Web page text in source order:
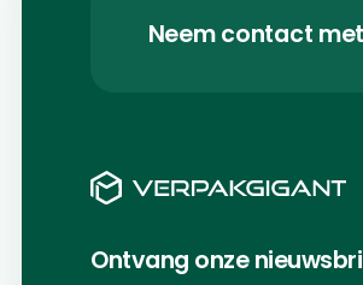
Neem contact
Ontvang onze